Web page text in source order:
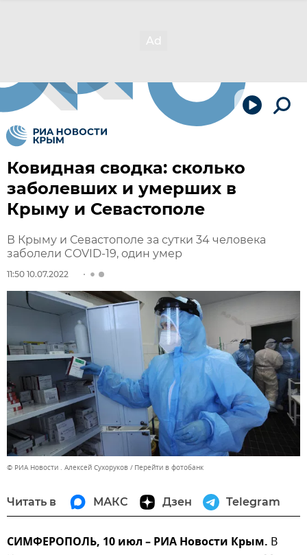
Ковидная сводка: сколько
заболевших и умерших в
Крыму и Севастополе
В Крыму и Севастополе за сутки 34 человека
заболели COVID-19, один умер
11:50 10.07.2022
© РИА Новости . Алексей Сухоруков Перейти в фотобанк
Читать в МАКС Дзен Telegram
СИМФЕРОПОЛЬ, 10 июл – РИА Новости Крым. В